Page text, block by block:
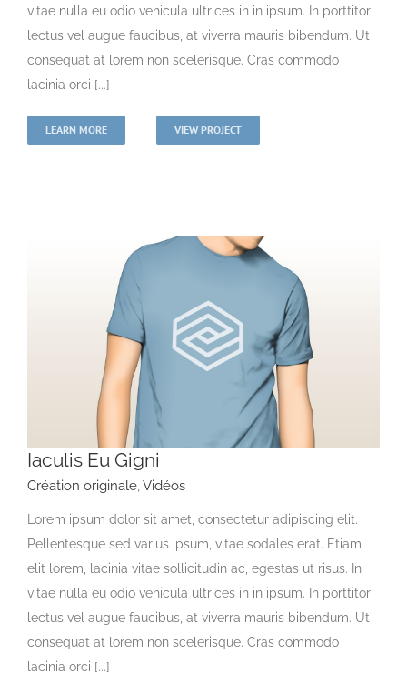
vitae nulla eu odio vehicula ultrices in in ipsum. In porttitor
lectus vel augue faucibus, at viverra mauris bibendum. Ut
consequat at lorem non scelerisque. Cras commodo
lacinia orci [...]
LEARN MORE VIEW PROJECT
Iaculis Eu Gigni
Création originale,Vidéos
Lorem ipsum dolor sit amet, consectetur adipiscing elit.
Pellentesque sed varius ipsum, vitae sodales erat. Etiam
elit lorem, lacinia vitae sollicitudin ac, egestas ut risus. In
vitae nulla eu odio vehicula ultrices in in ipsum. In porttitor
lectus vel augue faucibus, at viverra mauris bibendum. Ut
consequat at lorem non scelerisque. Cras commodo
lacinia orci [...]